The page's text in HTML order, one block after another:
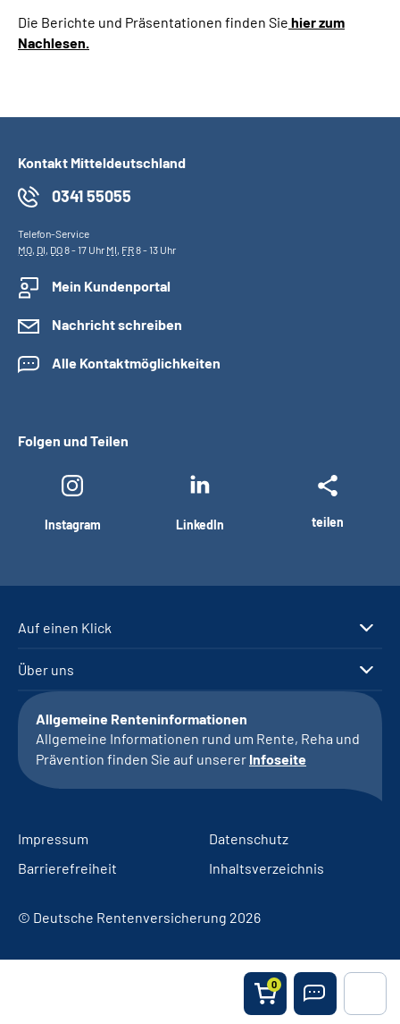
Die Berichte und Präsentationen finden Sie hier zum
Nachlesen.
0
Kontakt Mitteldeutschland
0341 55055
Telefon-Service
MO, DI, DO8 - 17 Uhr MI, FR8 - 13 Uhr
Mein Kundenportal
Nachricht schreiben
Alle Kontaktmöglichkeiten
Folgen und Teilen
Instagram LinkedIn teilen
Auf einen Klick
Über uns
Allgemeine Renteninformationen
Allgemeine Informationen rund um Rente, Reha und
Prävention finden Sie auf unserer Infoseite
Impressum
Datenschutz
Barrierefreiheit
Inhaltsverzeichnis
© Deutsche Rentenversicherung 2026